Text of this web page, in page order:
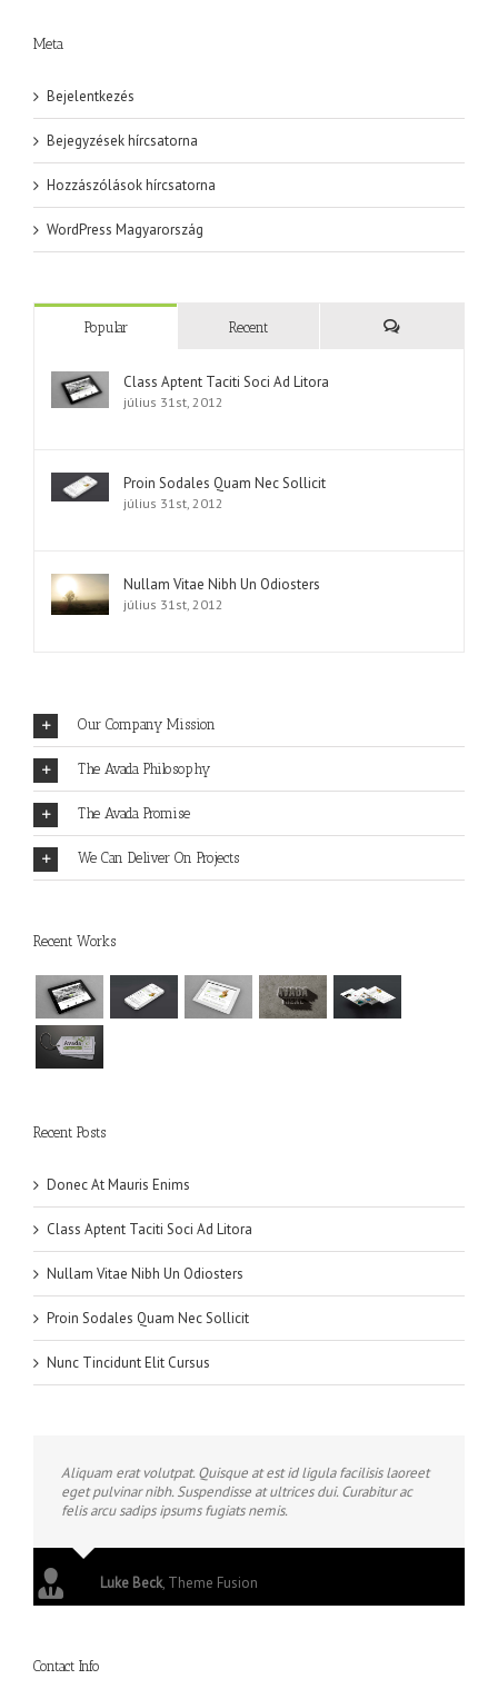
Meta
Bejelentkezés
Bejegyzések hírcsatorna
Hozzászólások hírcsatorna
WordPress Magyarország
Popular Recent
Class Aptent Taciti Soci Ad Litora
július 31st, 2012
Proin Sodales Quam Nec Sollicit
július 31st, 2012
Nullam Vitae Nibh Un Odiosters
július 31st, 2012
Our Company Mission
The Avada Philosophy
The Avada Promise
We Can Deliver On Projects
Recent Works
Recent Posts
Donec At Mauris Enims
Class Aptent Taciti Soci Ad Litora
Nullam Vitae Nibh Un Odiosters
Proin Sodales Quam Nec Sollicit
Nunc Tincidunt Elit Cursus
Aliquam erat volutpat. Quisque at est id ligula facilisis laoreet
eget pulvinar nibh. Suspendisse at ultrices dui. Curabitur ac
felis arcu sadips ipsums fugiats nemis.
Luke Beck, Theme Fusion
Contact Info